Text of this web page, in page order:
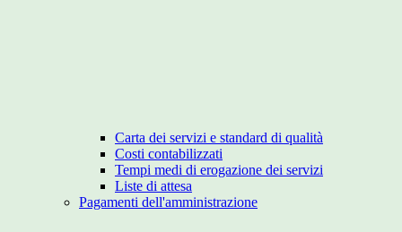
Carta dei servizi e standard di qualità
Costi contabilizzati
Tempi medi di erogazione dei servizi
Liste di attesa
Pagamenti dell'amministrazione